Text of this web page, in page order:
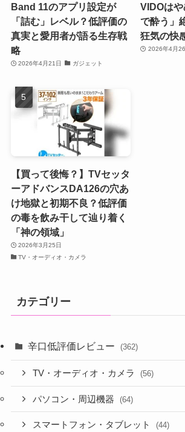
Band 11のアプリ設定が
「詰む」レベル？低評価の
真実と愛用者が語る生存戦
略
2026年4月21日 ガジェット
VIDOは
で酔う」
狂気の快
2026年4月
【買って後悔？】TVセッタ
ーアドバンスDA126の穴あ
け地獄と初期不良？低評価
の毒を飲み干して辿り着く
「神の領域」
2026年3月25日
TV・オーディオ・カメラ
カテゴリー
辛口低評価レビュー (362)
TV・オーディオ・カメラ (56)
パソコン・周辺機器 (64)
スマートフォン・タブレット (44)